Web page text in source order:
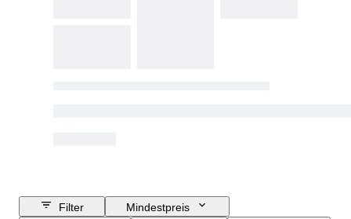
Filter
Mindestpreis